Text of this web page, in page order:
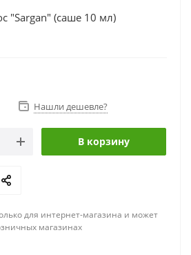
"Sargan" (саше 10 мл)
Нашли дешевле?
В корзину
для интернет-магазина и может
магазинах